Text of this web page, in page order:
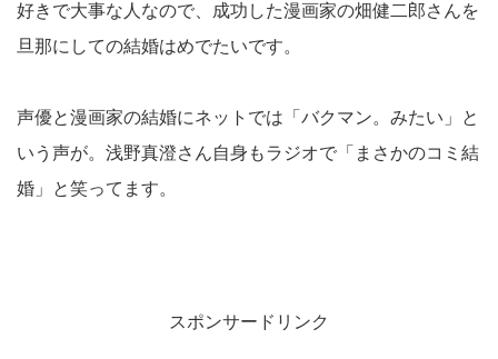
好きで大事な人なので、成功した漫画家の畑健二郎さんを
旦那にしての結婚はめでたいです。
声優と漫画家の結婚にネットでは「バクマン。みたい」と
いう声が。浅野真澄さん自身もラジオで「まさかのコミ結
婚」と笑ってます。
スポンサードリンク